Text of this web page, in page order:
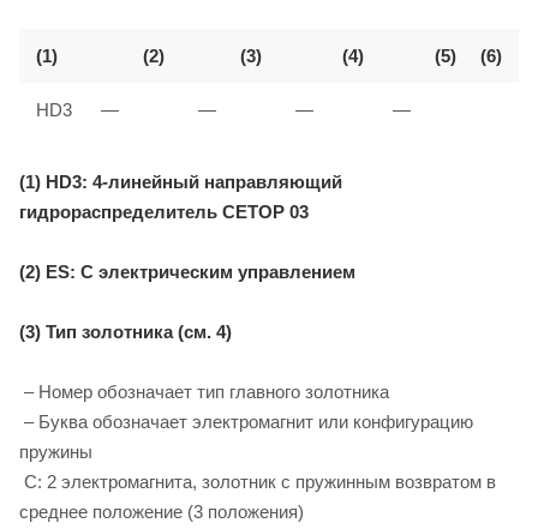
(1) (2) (3) (4) (5) (6)
HD3 — — — —
(1) HD3: 4-линейный направляющий
гидрораспределитель CETOP 03
(2) ES: С электрическим управлением
(3) Тип золотника (см. 4)
– Номер обозначает тип главного золотника
– Буква обозначает электромагнит или конфигурацию
пружины
C: 2 электромагнита, золотник с пружинным возвратом в
среднее положение (3 положения)